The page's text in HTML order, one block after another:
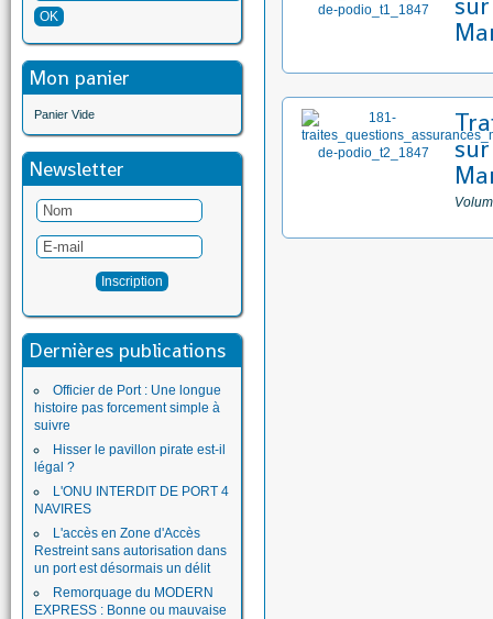
Mon panier
Panier Vide
Newsletter
Dernières publications
Officier de Port : Une longue
histoire pas forcement simple à
suivre
Hisser le pavillon pirate est-il
légal ?
L'ONU INTERDIT DE PORT 4
NAVIRES
L'accès en Zone d'Accès
Restreint sans autorisation dans
un port est désormais un délit
Remorquage du MODERN
EXPRESS : Bonne ou mauvaise